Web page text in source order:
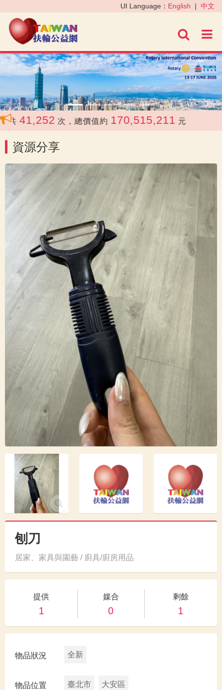
進階
UI Language： English | 中文
‹ ›
41,252 次，總價值約 170,515,211 元
資源分享
刨刀
居家、家具與園藝 / 廚具/廚房用品
提供
1
媒合
0
剩餘
1
物品狀況 全新
物品位置 臺北市 大安區